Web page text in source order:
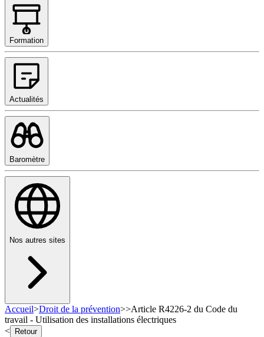
Formation
Actualités
Baromètre
Nos autres sites
Accueil>Droit de la prévention>>Article R4226-2 du Code du
travail - Utilisation des installations électriques
<
Retour